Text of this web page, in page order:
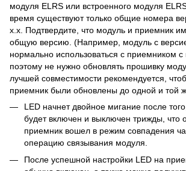
модуля ELRS или встроенного модуля
время существуют только общие номера
x.x. Подтвердите, что модуль и приемник
общую версию. (Например, модуль с
нормально использоваться с приемником с
поэтому не нужно обновлять прошивку
лучшей совместимости рекомендуется,
приемник были обновлены до одной и той
LED начнет двойное мигание после
будет включен и выключен трижды, что
приемник вошел в режим совпадения
операцию связывания модуля.
После успешной настройки LED на